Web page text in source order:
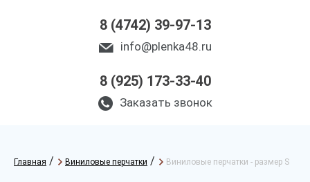
8 (4742) 39-97-13
info@plenka48.ru
8 (925) 173-33-40
Заказать звонок
Главная / Виниловые перчатки / Виниловые перчатки - размер S